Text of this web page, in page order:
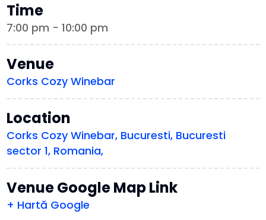
Time
7:00 pm - 10:00 pm
Venue
Corks Cozy Winebar
Location
Corks Cozy Winebar, Bucuresti, Bucuresti
sector 1, Romania,
Venue Google Map Link
+ Hartă Google